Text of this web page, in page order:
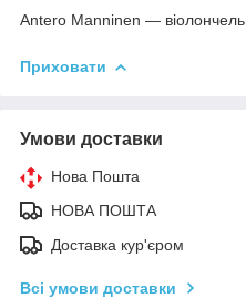
Antero Manninen — віолончель
Приховати
Умови доставки
Нова Пошта
НОВА ПОШТА
Доставка кур'єром
Всі умови доставки